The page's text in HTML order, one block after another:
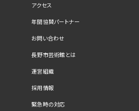
アクセス
年間協賛パートナー
お問い合わせ
長野市芸術館とは
運営組織
採用情報
緊急時の対応